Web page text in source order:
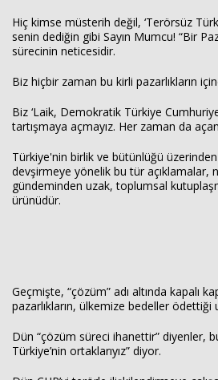
Hiç kimse müsterih değil, ‘Terörsüz
senin dediğin gibi Sayın Mumcu! “Bir
sürecinin neticesidir.
Biz hiçbir zaman bu kirli pazarlıkların
Biz ‘Laik, Demokratik Türkiye
tartışmaya açmayız. Her zaman da
Türkiye'nin birlik ve bütünlüğü
devşirmeye yönelik bu tür açıklamalar,
gündeminden uzak, toplumsal
ürünüdür.
Geçmişte, “çözüm” adı altında kapalı
pazarlıkların, ülkemize bedeller ödettiği
Dün “çözüm süreci ihanettir” diyenler,
Türkiye’nin ortaklarıyız” diyor.